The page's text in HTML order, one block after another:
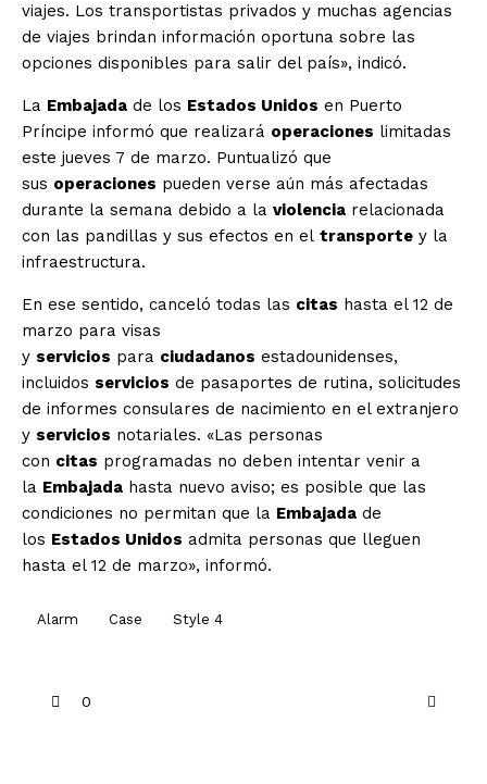
viajes. Los transportistas privados y muchas agencias
de viajes brindan información oportuna sobre las
opciones disponibles para salir del país», indicó.
La Embajada de los Estados Unidos en Puerto
Príncipe informó que realizará operaciones limitadas
este jueves 7 de marzo. Puntualizó que
sus operaciones pueden verse aún más afectadas
durante la semana debido a la violencia relacionada
con las pandillas y sus efectos en el transporte y la
infraestructura.
En ese sentido, canceló todas las citas hasta el 12 de
marzo para visas
y servicios para ciudadanos estadounidenses,
incluidos servicios de pasaportes de rutina, solicitudes
de informes consulares de nacimiento en el extranjero
y servicios notariales. «Las personas
con citas programadas no deben intentar venir a
la Embajada hasta nuevo aviso; es posible que las
condiciones no permitan que la Embajada de
los Estados Unidos admita personas que lleguen
hasta el 12 de marzo», informó.
Alarm Case Style 4
0